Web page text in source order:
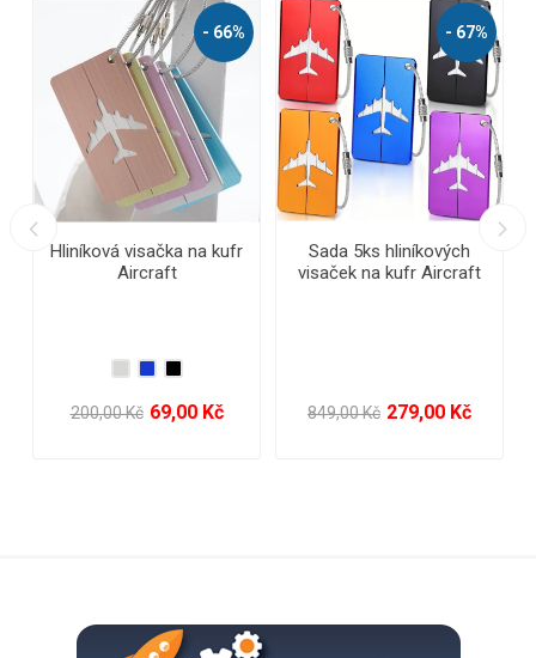
- 67%
Sada 5ks hliníkových
visaček na kufr Aircraft
849,00 Kč 279,00 Kč
Reflexní pásek
19,00 Kč